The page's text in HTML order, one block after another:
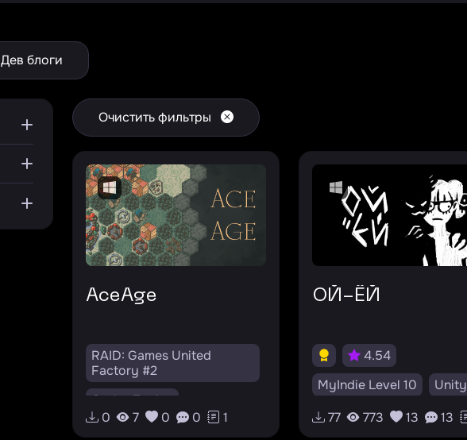
Дев блоги
Очистить фильтры
AceAge
RAID: Games United
Factory #2
Godot Engine
0 7 0 0 1
ОЙ-ЁЙ
4.54
MyIndie Level 10
Unity
Puzzle
Roguelike
77 773 13 13